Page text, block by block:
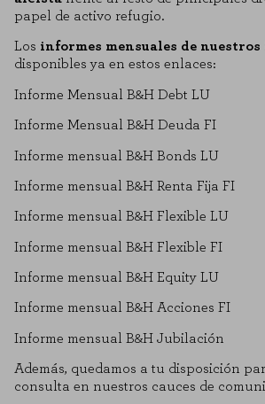
papel de activo refugio.
Los informes mensuales de nuestros
disponibles ya en estos enlaces:
Informe Mensual B&H Debt LU
Informe Mensual B&H Deuda FI
Informe mensual B&H Bonds LU
Informe mensual B&H Renta Fija FI
Informe mensual B&H Flexible LU
Informe mensual B&H Flexible FI
Informe mensual B&H Equity LU
Informe mensual B&H Acciones FI
Informe mensual B&H Jubilación
Además, quedamos a tu disposición
consulta en nuestros cauces de